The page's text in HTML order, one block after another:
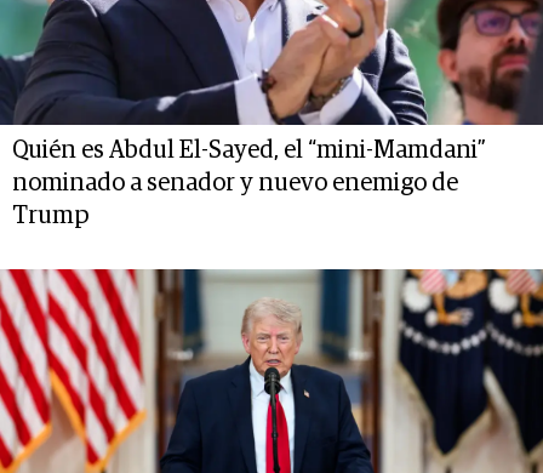
Quién es Abdul El-Sayed, el “mini-Mamdani”
nominado a senador y nuevo enemigo de
Trump